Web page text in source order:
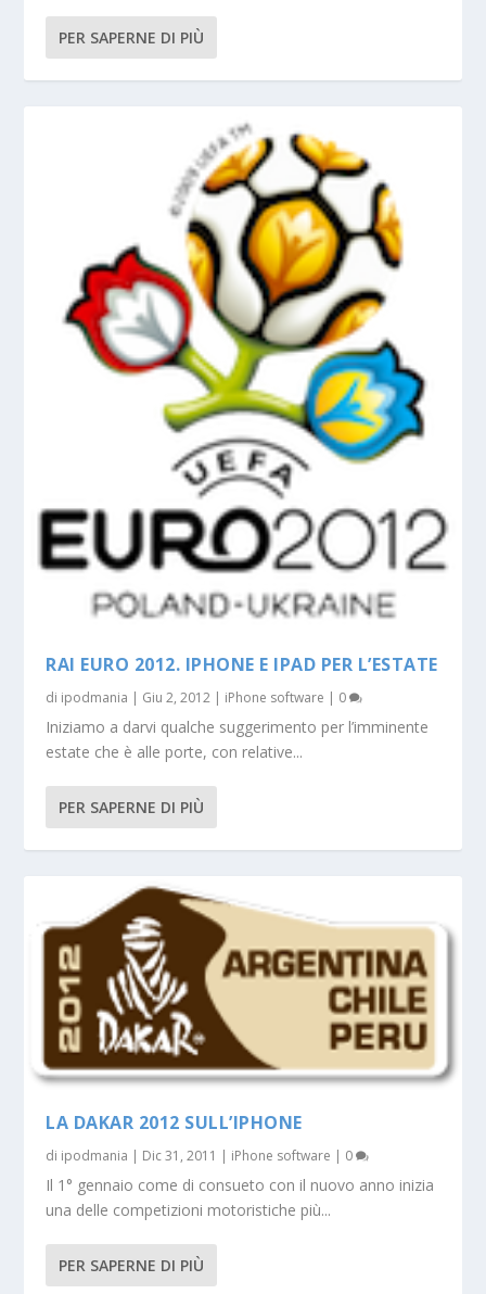
PER SAPERNE DI PIÙ
RAI EURO 2012. IPHONE E IPAD PER L’ESTATE
di ipodmania | Giu 2, 2012 | iPhone software | 0
Iniziamo a darvi qualche suggerimento per l’imminente
estate che è alle porte, con relative...
PER SAPERNE DI PIÙ
LA DAKAR 2012 SULL’IPHONE
di ipodmania | Dic 31, 2011 | iPhone software | 0
Il 1° gennaio come di consueto con il nuovo anno inizia
una delle competizioni motoristiche più...
PER SAPERNE DI PIÙ